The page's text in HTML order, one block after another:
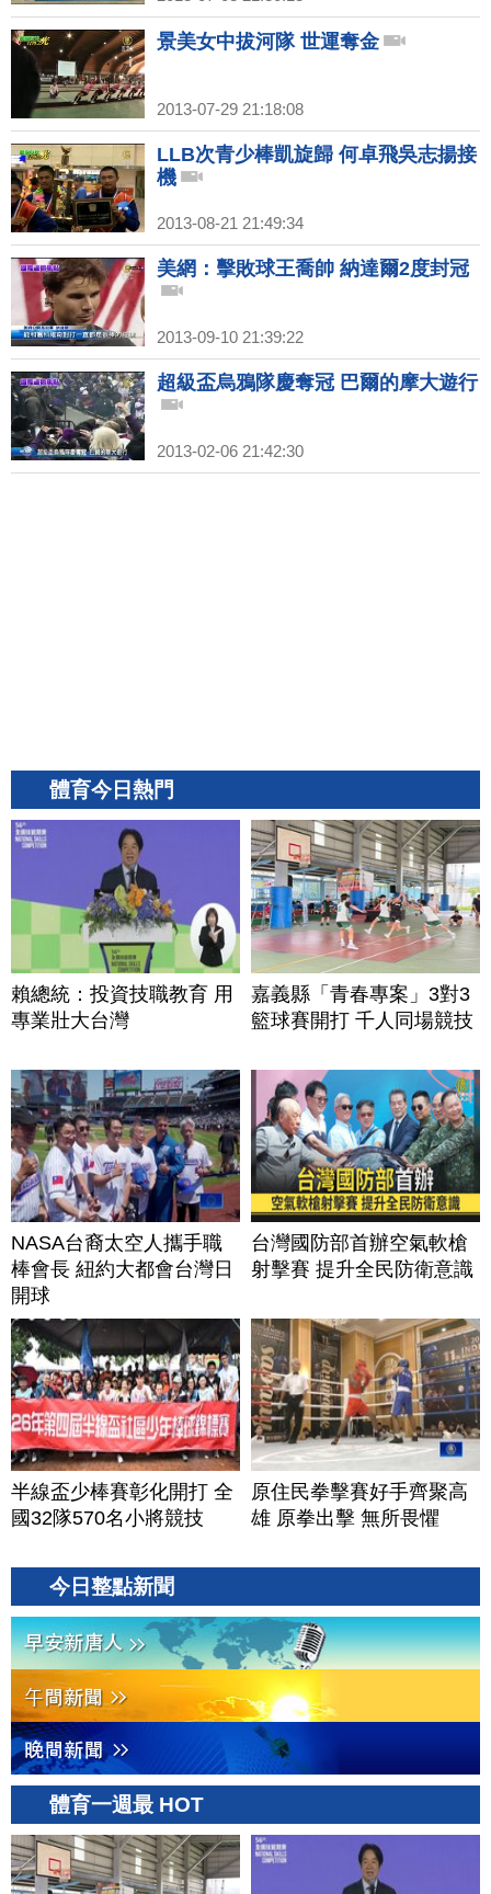
景美女中拔河隊 世運奪金
2013-07-29 21:18:08
LLB次青少棒凱旋歸 何卓飛吳志揚接
機
2013-08-21 21:49:34
美網：擊敗球王喬帥 納達爾2度封冠
2013-09-10 21:39:22
超級盃烏鴉隊慶奪冠 巴爾的摩大遊行
2013-02-06 21:42:30
體育今日熱門
賴總統：投資技職教育 用
專業壯大台灣
嘉義縣「青春專案」3對3
籃球賽開打 千人同場競技
NASA台裔太空人攜手職
棒會長 紐約大都會台灣日
開球
台灣國防部首辦空氣軟槍
射擊賽 提升全民防衛意識
半線盃少棒賽彰化開打 全
國32隊570名小將競技
原住民拳擊賽好手齊聚高
雄 原拳出擊 無所畏懼
今日整點新聞
體育一週最 HOT